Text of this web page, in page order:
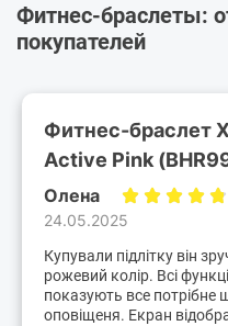
Фитнес-браслеты:
покупателей
Фитнес-браслет
Active Pink
Олена
24.05.2025
Купували підлітку він
рожевий колір. Всі
показують все потрібне
оповіщеня. Екран